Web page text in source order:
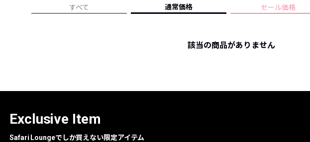
人気記事ランキング
フォーカスブランド
プライバシーポリシー
すべて 通常価格 セール価格
該当の商品がありません
Exclusive Item
Safari Loungeでしか買えない限定アイテム